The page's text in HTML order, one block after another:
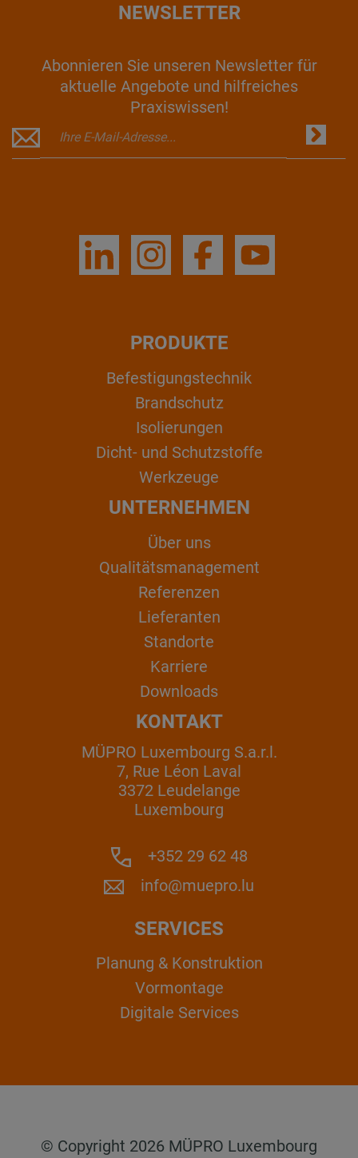
NEWSLETTER
Abonnieren Sie unseren Newsletter für
aktuelle Angebote und hilfreiches
Praxiswissen!
PRODUKTE
Befestigungstechnik
Brandschutz
Isolierungen
Dicht- und Schutzstoffe
Werkzeuge
UNTERNEHMEN
Über uns
Qualitätsmanagement
Referenzen
Lieferanten
Standorte
Karriere
Downloads
KONTAKT
MÜPRO Luxembourg S.a.r.l.
7, Rue Léon Laval
3372 Leudelange
Luxembourg
+352 29 62 48
info@muepro.lu
SERVICES
Planung & Konstruktion
Vormontage
Digitale Services
© Copyright 2026 MÜPRO Luxembourg